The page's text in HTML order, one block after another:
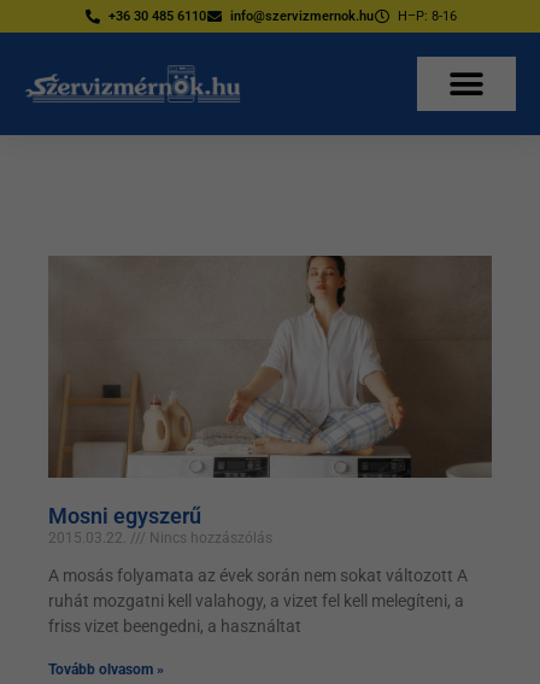
+36 30 485 6110 info@szervizmernok.hu H–P: 8-16
Mosni egyszerű
2015.03.22. Nincs hozzászólás
A mosás folyamata az évek során nem sokat változott A
ruhát mozgatni kell valahogy, a vizet fel kell melegíteni, a
friss vizet beengedni, a használtat
Tovább olvasom »